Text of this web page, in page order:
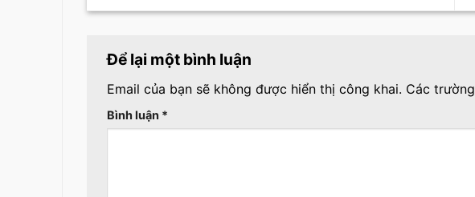
Để lại một bình luận
Email của bạn sẽ không được hiển thị công khai. Các
Bình luận *